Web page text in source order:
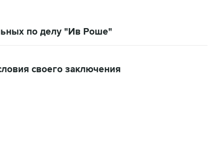
по делу "Ив Роше"
своего заключения